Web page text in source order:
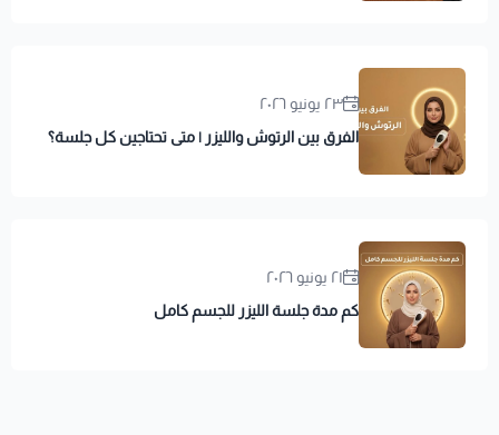
٢٣ يونيو ٢٠٢٦
الفرق بين الرتوش والليزر | متى تحتاجين كل جلسة؟
٢١ يونيو ٢٠٢٦
كم مدة جلسة الليزر للجسم كامل